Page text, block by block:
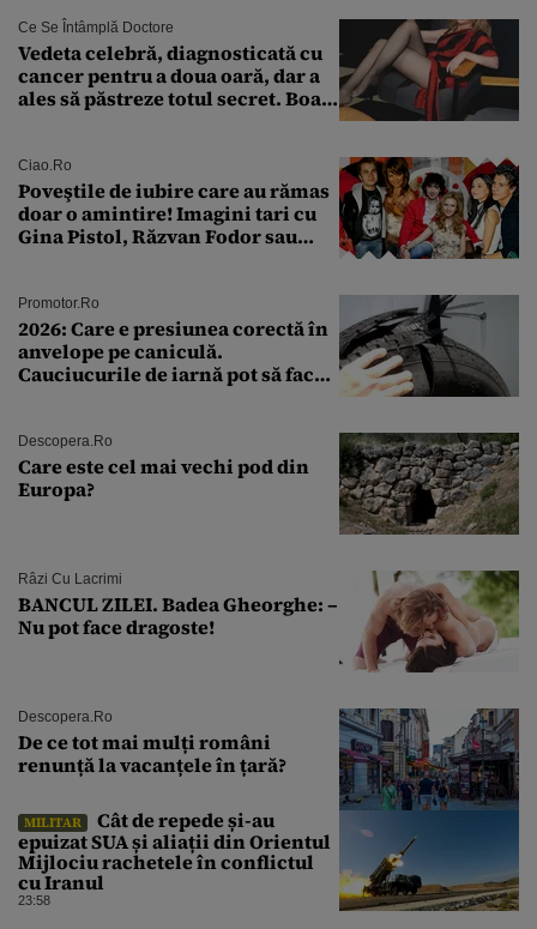
Ce Se Întâmplă Doctore
Vedeta celebră, diagnosticată cu
cancer pentru a doua oară, dar a
ales să păstreze totul secret. Boala
Ciao.ro
Poveştile de iubire care au rămas
doar o amintire! Imagini tari cu
Gina Pistol, Răzvan Fodor sau
Promotor.ro
2026: Care e presiunea corectă în
anvelope pe caniculă.
Cauciucurile de iarnă pot să facă
Descopera.ro
Care este cel mai vechi pod din
Europa?
Râzi Cu Lacrimi
BANCUL ZILEI. Badea Gheorghe: –
Nu pot face dragoste!
Descopera.ro
De ce tot mai mulți români
renunță la vacanțele în țară?
MILITAR
Cât de repede și-au
epuizat SUA și aliații din Orientul
Mijlociu rachetele în conflictul
cu Iranul
23:58